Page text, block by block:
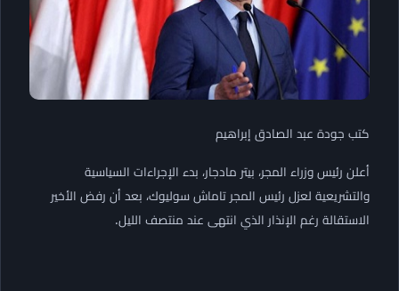
كتب جودة عبد الصادق إبراهيم
أعلن رئيس وزراء المجر، بيتر مادجار، بدء الإجراءات السياسية
والتشريعية لعزل رئيس المجر تاماش سوليوك، بعد أن رفض الأخير
الاستقالة رغم الإنذار الذي انتهى عند منتصف الليل.